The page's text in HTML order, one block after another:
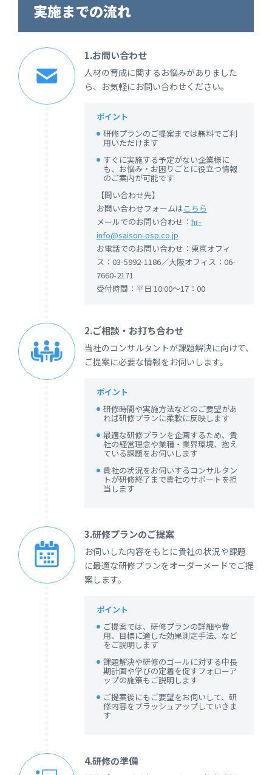
実施までの流れ
1.お問い合わせ
人材の育成に関するお悩みがありました
ら、お気軽にお問い合わせください。
ポイント
研修プランのご提案までは無料でご利
用いただけます
すぐに実施する予定がない企業様に
も、お悩み・お困りごとに役立つ情報
のご案内が可能です
【問い合わせ先】
お問い合わせフォームはこちら
メールでのお問い合わせ： hr-
info@saison-psp.co.jp
お電話でのお問い合わせ：東京オフィ
ス：03-5992-1186／大阪オフィス：06-
7660-2171
受付時間：平日 10:00～17：00
2.ご相談・お打ち合わせ
当社のコンサルタントが課題解決に向けて、
ご提案に必要な情報をお伺いします。
ポイント
研修時間や実施方法などのご要望があ
れば研修プランに柔軟に反映します
最適な研修プランを企画するため、貴
社の経営理念や業種・業界環境、抱え
ている課題をお伺いします
貴社の状況をお伺いするコンサルタン
トが研修終了まで貴社のサポートを担
当します
3.研修プランのご提案
お伺いした内容をもとに貴社の状況や課題
に最適な研修プランをオーダーメードでご提
案します。
ポイント
ご提案では、研修プランの詳細や費
用、目標に適した効果測定手法、など
をご説明します
課題解決や研修のゴールに対する中長
期計画や学びの定着を促すフォローア
ップの施策もご説明します
ご提案後にもご要望をお伺いして、研
修内容をブラッシュアップしていきま
す
4.研修の準備